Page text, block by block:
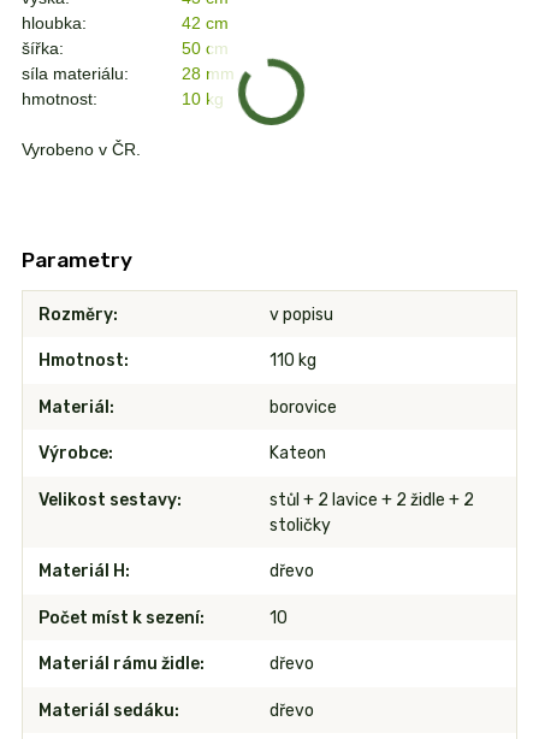
hloubka:
42 cm
šířka:
50 cm
síla materiálu:
28 mm
hmotnost:
10 kg
Vyrobeno v ČR.
Parametry
Rozměry v popisu
Hmotnost 110 kg
Materiál borovice
Výrobce Kateon
Velikost sestavy
stůl + 2 lavice + 2 židle + 2
stoličky
Materiál H dřevo
Počet míst k sezení 10
Materiál rámu židle dřevo
Materiál sedáku dřevo